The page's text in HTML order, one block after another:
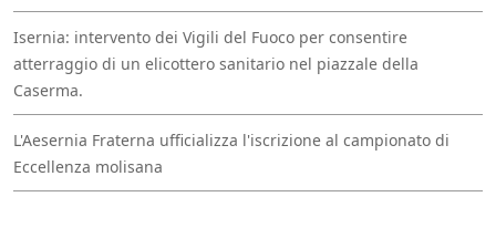
Isernia: intervento dei Vigili del Fuoco per consentire
atterraggio di un elicottero sanitario nel piazzale della
Caserma.
L'Aesernia Fraterna ufficializza l'iscrizione al campionato di
Eccellenza molisana